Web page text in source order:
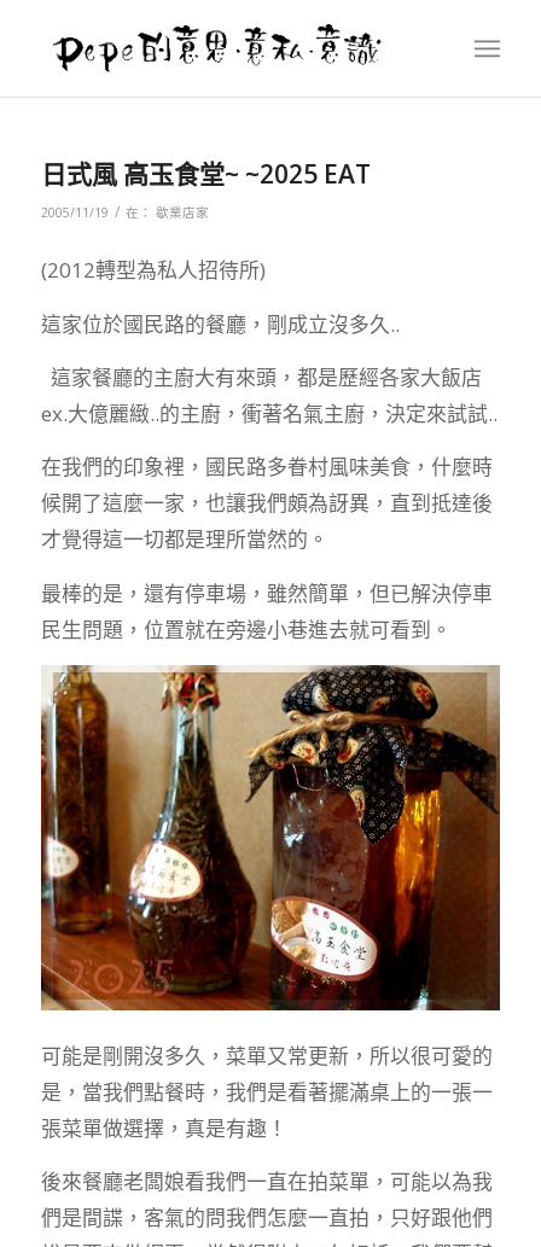
日式風 高玉食堂~ ~2025 EAT
2005/11/19 / 在： 歇業店家
(2012轉型為私人招待所)
這家位於國民路的餐廳，剛成立沒多久..
這家餐廳的主廚大有來頭，都是歷經各家大飯店
ex.大億麗緻..的主廚，衝著名氣主廚，決定來試試..
在我們的印象裡，國民路多眷村風味美食，什麼時
候開了這麼一家，也讓我們頗為訝異，直到抵達後
才覺得這一切都是理所當然的。
最棒的是，還有停車場，雖然簡單，但已解決停車
民生問題，位置就在旁邊小巷進去就可看到。
可能是剛開沒多久，菜單又常更新，所以很可愛的
是，當我們點餐時，我們是看著擺滿桌上的一張一
張菜單做選擇，真是有趣！
後來餐廳老闆娘看我們一直在拍菜單，可能以為我
們是間諜，客氣的問我們怎麼一直拍，只好跟他們